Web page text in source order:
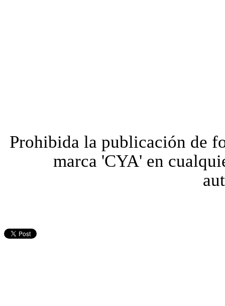
Prohibida la publicación de
marca 'CYA' en